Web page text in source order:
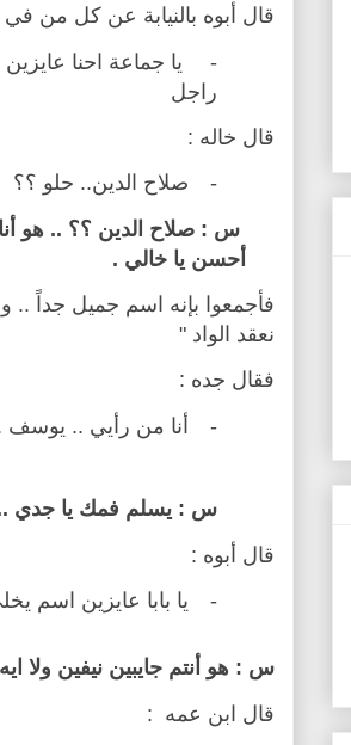
قال أبوه بالنيابة عن كل من
-
يا جماعة احنا
راجل
قال خاله :
-
صلاح الدين.. حلو ؟؟
س : صلاح الدين ؟؟ .. هو
أحسن يا خالي .
فأجمعوا بإنه اسم جميل جداً
نعقد الواد "
فقال جده :
-
أنا من رأيي .. يوسف
س : يسلم فمك يا جدي ..
قال أبوه :
-
يا بابا عايزين اسم
س : هو أنتم جايبين نيفين ولا ايه
قال ابن عمه :